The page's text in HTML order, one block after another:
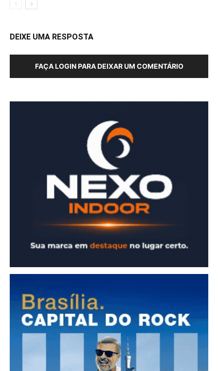
DEIXE UMA RESPOSTA
FAÇA LOGIN PARA DEIXAR UM COMENTÁRIO